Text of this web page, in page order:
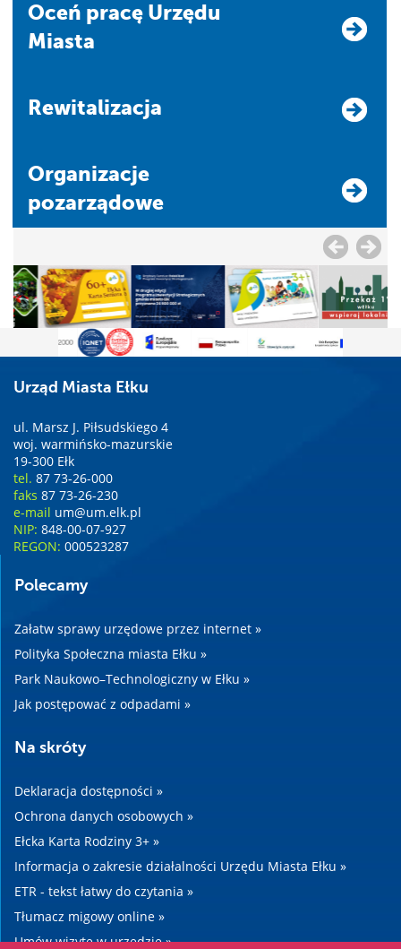
Oceń pracę Urzędu
Miasta
Rewitalizacja
Organizacje
pozarządowe
Urząd Miasta Ełku
ul. Marsz J. Piłsudskiego 4
woj. warmińsko-mazurskie
19-300 Ełk
tel. 87 73-26-000
faks 87 73-26-230
e-mail um@um.elk.pl
NIP: 848-00-07-927
REGON: 000523287
Polecamy
Załatw sprawy urzędowe przez internet »
Polityka Społeczna miasta Ełku »
Park Naukowo–Technologiczny w Ełku »
Jak postępować z odpadami »
Na skróty
Deklaracja dostępności »
Ochrona danych osobowych »
Ełcka Karta Rodziny 3+ »
Informacja o zakresie działalności Urzędu Miasta Ełku »
ETR - tekst łatwy do czytania »
Tłumacz migowy online »
Umów wizytę w urzędzie »